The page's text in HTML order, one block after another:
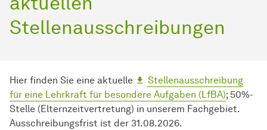
Stellenausschreibungen
Hier finden Sie eine aktuelle
Stellenausschreibung
für eine Lehrkraft für besondere Aufgaben (LfBA); 50%-
Stelle (Elternzeitvertretung) in unserem Fachgebiet.
Ausschreibungsfrist ist der 31.08.2026.